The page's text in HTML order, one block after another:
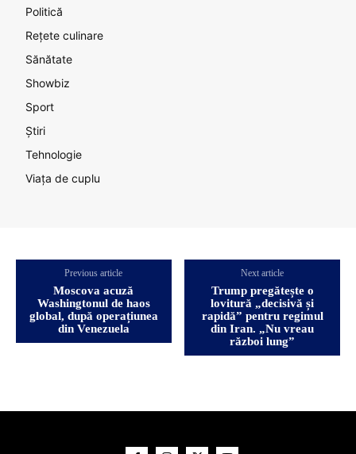
Politică
Rețete culinare
Sănătate
Showbiz
Sport
Știri
Tehnologie
Viața de cuplu
Previous article
Moscova acuză
Washingtonul de haos
global, după operațiunea
din Venezuela
Next article
Trump pregătește o
lovitură „decisivă și
rapidă” pentru regimul
din Iran. „Nu vreau
război lung”